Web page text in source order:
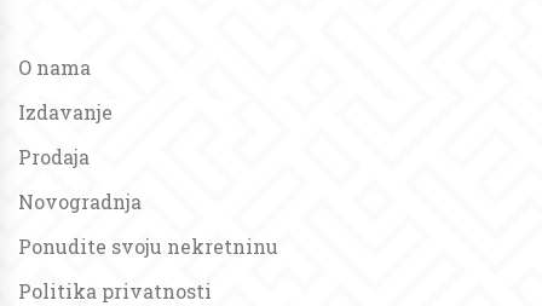
O nama
Izdavanje
Prodaja
Novogradnja
Ponudite svoju nekretninu
Politika privatnosti